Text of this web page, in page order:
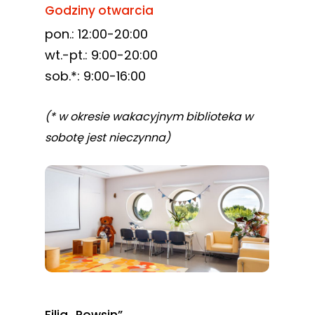
Godziny otwarcia
pon.: 12:00-20:00
wt.-pt.: 9:00-20:00
sob.*: 9:00-16:00
(* w okresie wakacyjnym biblioteka w
sobotę jest nieczynna)